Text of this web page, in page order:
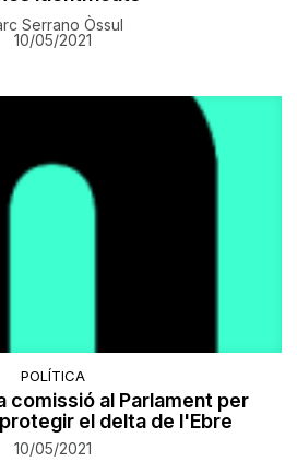
Serrano Òssul
10/05/2021
POLÍTICA
comissió al Parlament per
el delta de l'Ebre
10/05/2021